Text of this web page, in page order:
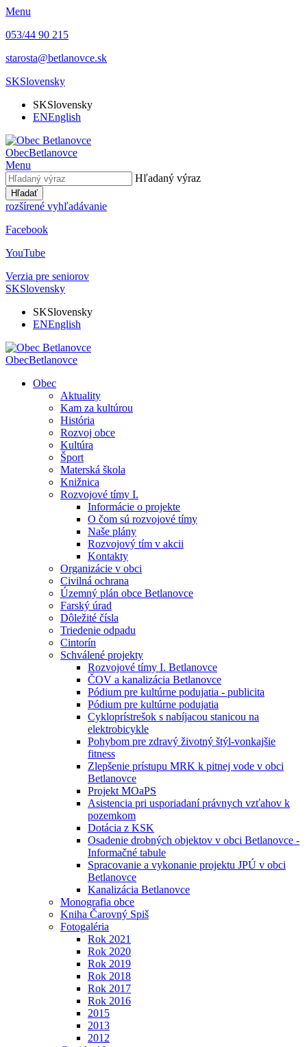
Menu
053/44 90 215
starosta@betlanovce.sk
SKSlovensky
SKSlovensky
ENEnglish
ObecBetlanovce
Menu
Hľadaný výraz
Hľadať
rozšírené vyhľadávanie
Facebook
YouTube
Verzia pre seniorov
SKSlovensky
SKSlovensky
ENEnglish
ObecBetlanovce
Obec
Aktuality
Kam za kultúrou
História
Rozvoj obce
Kultúra
Šport
Materská škola
Knižnica
Rozvojové tímy I.
Informácie o projekte
O čom sú rozvojové tímy
Naše plány
Rozvojový tím v akcii
Kontakty
Organizácie v obci
Civilná ochrana
Územný plán obce Betlanovce
Farský úrad
Dôležité čísla
Triedenie odpadu
Cintorín
Schválené projekty
Rozvojové tímy I. Betlanovce
ČOV a kanalizácia Betlanovce
Pódium pre kultúrne podujatia - publicita
Pódium pre kultúrne podujatia
Cykloprístrešok s nabíjacou stanicou na
elektrobicykle
Pohybom pre zdravý životný štýl-vonkajšie
fitness
Zlepšenie prístupu MRK k pitnej vode v obci
Betlanovce
Projekt MOaPS
Asistencia pri usporiadaní právnych vzťahov k
pozemkom
Dotácia z KSK
Osadenie drobných objektov v obci Betlanovce -
Informačné tabule
Spracovanie a vykonanie projektu JPÚ v obci
Betlanovce
Kanalizácia Betlanovce
Monografia obce
Kniha Čarovný Spiš
Fotogaléria
Rok 2021
Rok 2020
Rok 2019
Rok 2018
Rok 2017
Rok 2016
2015
2013
2012